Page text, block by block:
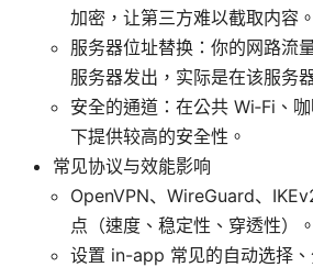
加密，让第三方难以截取内容。
服务器位址替换：你的网路流
服务器发出，实际是在该服务
安全的通道：在公共 Wi‑Fi、
下提供较高的安全性。
常见协议与效能影响
OpenVPN、WireGuard、
点（速度、稳定性、穿透性）。
设置 in-app 常见的自动选择